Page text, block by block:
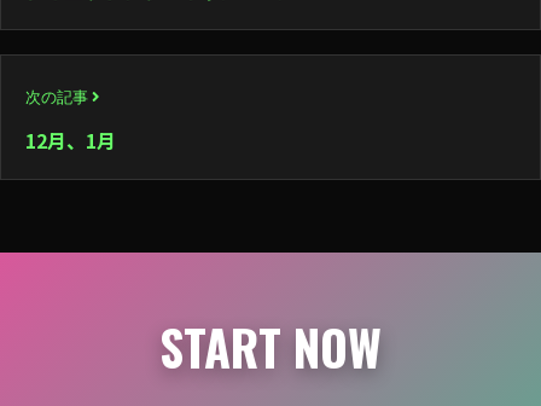
ナ
ビ
ゲ
ー
ョ
次の記事
12月、1月
START NOW